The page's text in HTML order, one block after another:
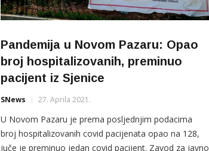
Pandemija u Novom Pazaru: Opao
broj hospitalizovanih, preminuo
pacijent iz Sjenice
SNews 27. Aprila 2021.
U Novom Pazaru je prema posljednjim podacima
broj hospitalizovanih covid pacijenata opao na 128,
juče je preminuo jedan covid pacijent. Zavod za javno